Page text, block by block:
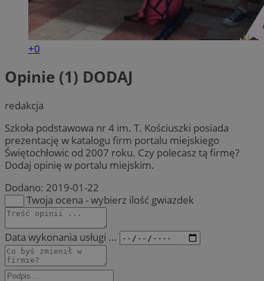
+0
Opinie (1) DODAJ
redakcja
Szkoła podstawowa nr 4 im. T. Kościuszki posiada
prezentację w katalogu firm portalu miejskiego
Świętochłowic od 2007 roku. Czy polecasz tą firmę?
Dodaj opinię w portalu miejskim.
Dodano: 2019-01-22
Twoja ocena - wybierz ilość gwiazdek
Data wykonania usługi ...